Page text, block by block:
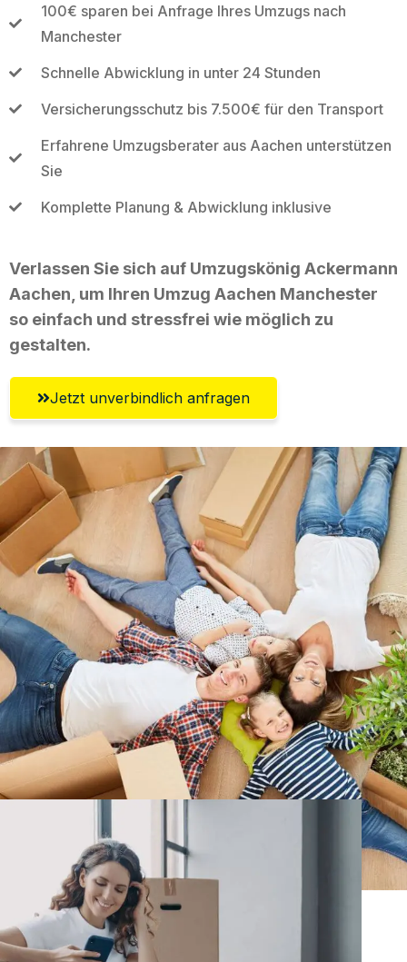
100€ sparen bei Anfrage Ihres Umzugs nach
Manchester
Schnelle Abwicklung in unter 24 Stunden
Versicherungsschutz bis 7.500€ für den Transport
Erfahrene Umzugsberater aus Aachen unterstützen
Sie
Komplette Planung & Abwicklung inklusive
Verlassen Sie sich auf Umzugskönig Ackermann
Aachen, um Ihren Umzug Aachen Manchester
so einfach und stressfrei wie möglich zu
gestalten.
Jetzt unverbindlich anfragen